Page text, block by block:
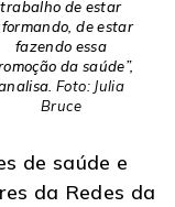
trabalho de estar
de estar
fazendo essa
da saúde”,
Foto: Julia
Bruce
de saúde e
da Redes da